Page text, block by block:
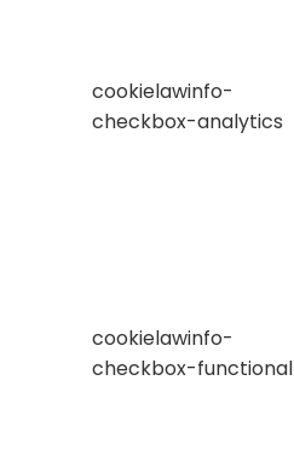
cookielawinfo-
checkbox-analytics
cookielawinfo-
checkbox-functional